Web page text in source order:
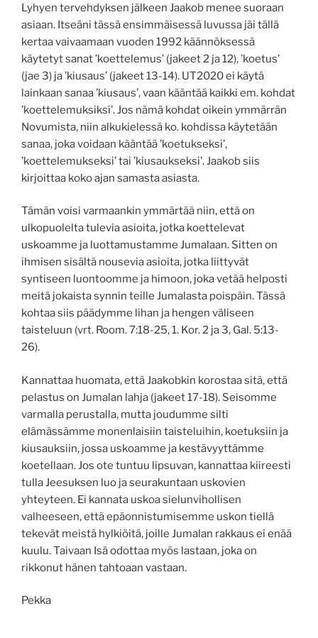
Lyhyen tervehdyksen jälkeen Jaakob menee suoraan
asiaan. Itseäni tässä ensimmäisessä luvussa jäi tällä
kertaa vaivaamaan vuoden 1992 käännöksessä
käytetyt sanat ’koettelemus’ (jakeet 2 ja 12), ’koetus’
(jae 3) ja ’kiusaus’ (jakeet 13-14). UT2020 ei käytä
lainkaan sanaa ’kiusaus’, vaan kääntää kaikki em. kohdat
’koettelemuksiksi’. Jos nämä kohdat oikein ymmärrän
Novumista, niin alkukielessä ko. kohdissa käytetään
sanaa, joka voidaan kääntää ’koetukseksi’,
’koettelemukseksi’ tai ’kiusaukseksi’. Jaakob siis
kirjoittaa koko ajan samasta asiasta.
Tämän voisi varmaankin ymmärtää niin, että on
ulkopuolelta tulevia asioita, jotka koettelevat
uskoamme ja luottamustamme Jumalaan. Sitten on
ihmisen sisältä nousevia asioita, jotka liittyvät
syntiseen luontoomme ja himoon, joka vetää helposti
meitä jokaista synnin teille Jumalasta poispäin. Tässä
kohtaa siis päädymme lihan ja hengen väliseen
taisteluun (vrt. Room. 7:18-25, 1. Kor. 2 ja 3, Gal. 5:13-
26).
Kannattaa huomata, että Jaakobkin korostaa sitä, että
pelastus on Jumalan lahja (jakeet 17-18). Seisomme
varmalla perustalla, mutta joudumme silti
elämässämme monenlaisiin taisteluihin, koetuksiin ja
kiusauksiin, jossa uskoamme ja kestävyyttämme
koetellaan. Jos ote tuntuu lipsuvan, kannattaa kiireesti
tulla Jeesuksen luo ja seurakuntaan uskovien
yhteyteen. Ei kannata uskoa sielunvihollisen
valheeseen, että epäonnistumisemme uskon tiellä
tekevät meistä hylkiöitä, joille Jumalan rakkaus ei enää
kuulu. Taivaan Isä odottaa myös lastaan, joka on
rikkonut hänen tahtoaan vastaan.
Pekka